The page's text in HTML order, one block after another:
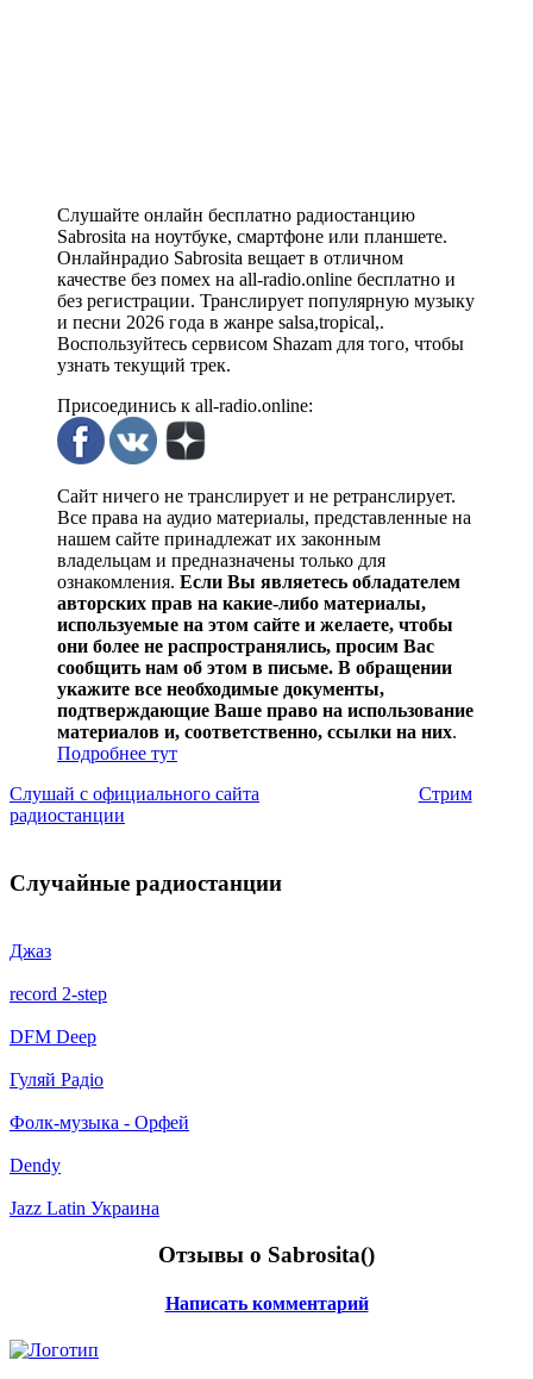
Слушайте онлайн бесплатно радиостанцию
Sabrosita на ноутбуке, смартфоне или планшете.
Онлайнрадио Sabrosita вещает в отличном
качестве без помех на all-radio.online бесплатно и
без регистрации. Транслирует популярную музыку
и песни 2026 года в жанре salsa,tropical,.
Воспользуйтесь сервисом Shazam для того, чтобы
узнать текущий трек.
Присоединись к all-radio.online:
Сайт ничего не транслирует и не ретранслирует.
Все права на аудио материалы, представленные на
нашем сайте принадлежат их законным
владельцам и предназначены только для
ознакомления. Если Вы являетесь обладателем
авторских прав на какие-либо материалы,
используемые на этом сайте и желаете, чтобы
они более не распространялись, просим Вас
сообщить нам об этом в письме. В обращении
укажите все необходимые документы,
подтверждающие Ваше право на использование
материалов и, соответственно, ссылки на них.
Подробнее тут
Слушай с официального сайта
Стрим
радиостанции
Случайные радиостанции
Джаз
record 2-step
DFM Deep
Гуляй Радіо
Фолк-музыка - Орфей
Dendy
Jazz Latin Украина
Отзывы о Sabrosita()
Написать комментарий